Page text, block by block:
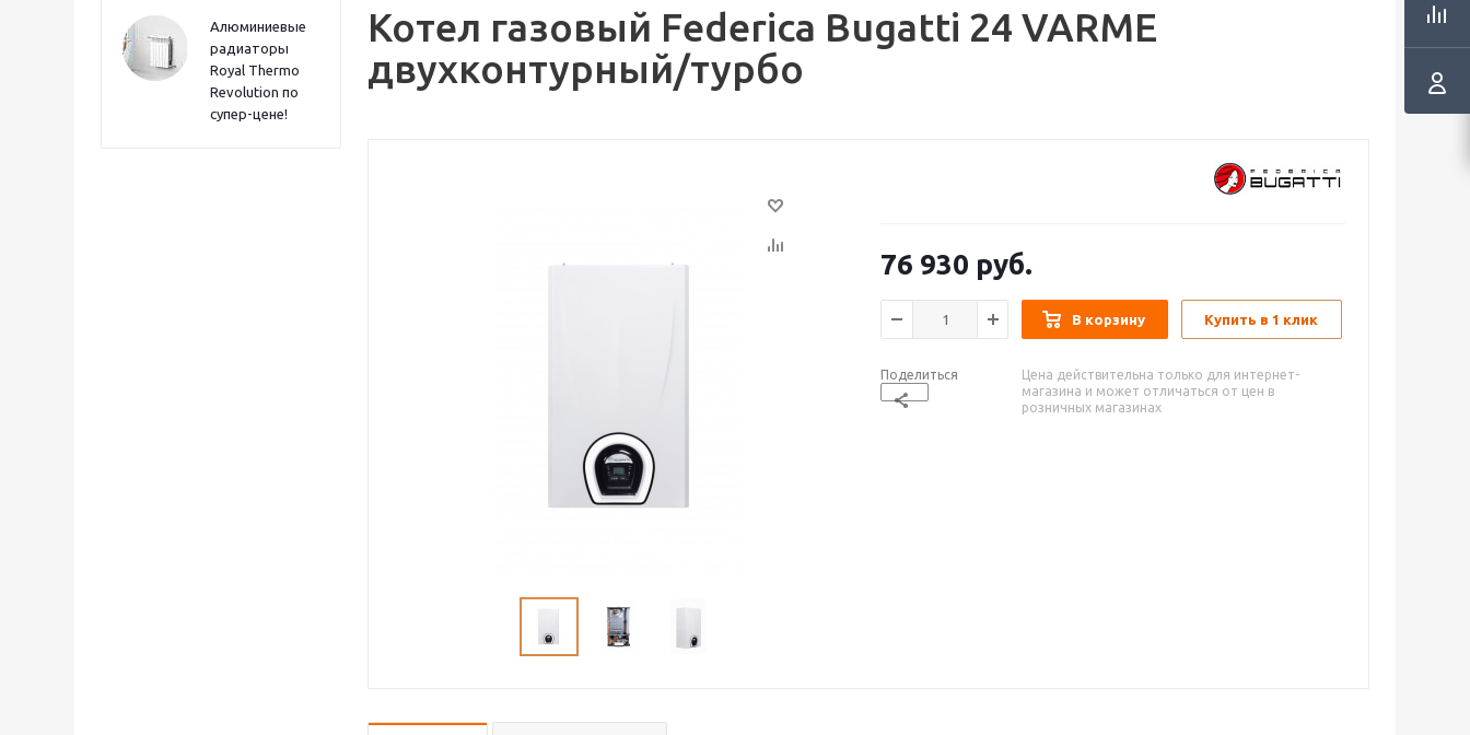
Алюминиевые
радиаторы
Royal Thermo
Revolution по
супер-цене!
Котел газовый Federica Bugatti 24 VARME
двухконтурный/турбо
76 930 руб.
В корзину Купить в 1 клик
Поделиться
Цена действительна только для интернет-
магазина и может отличаться от цен в
розничных магазинах